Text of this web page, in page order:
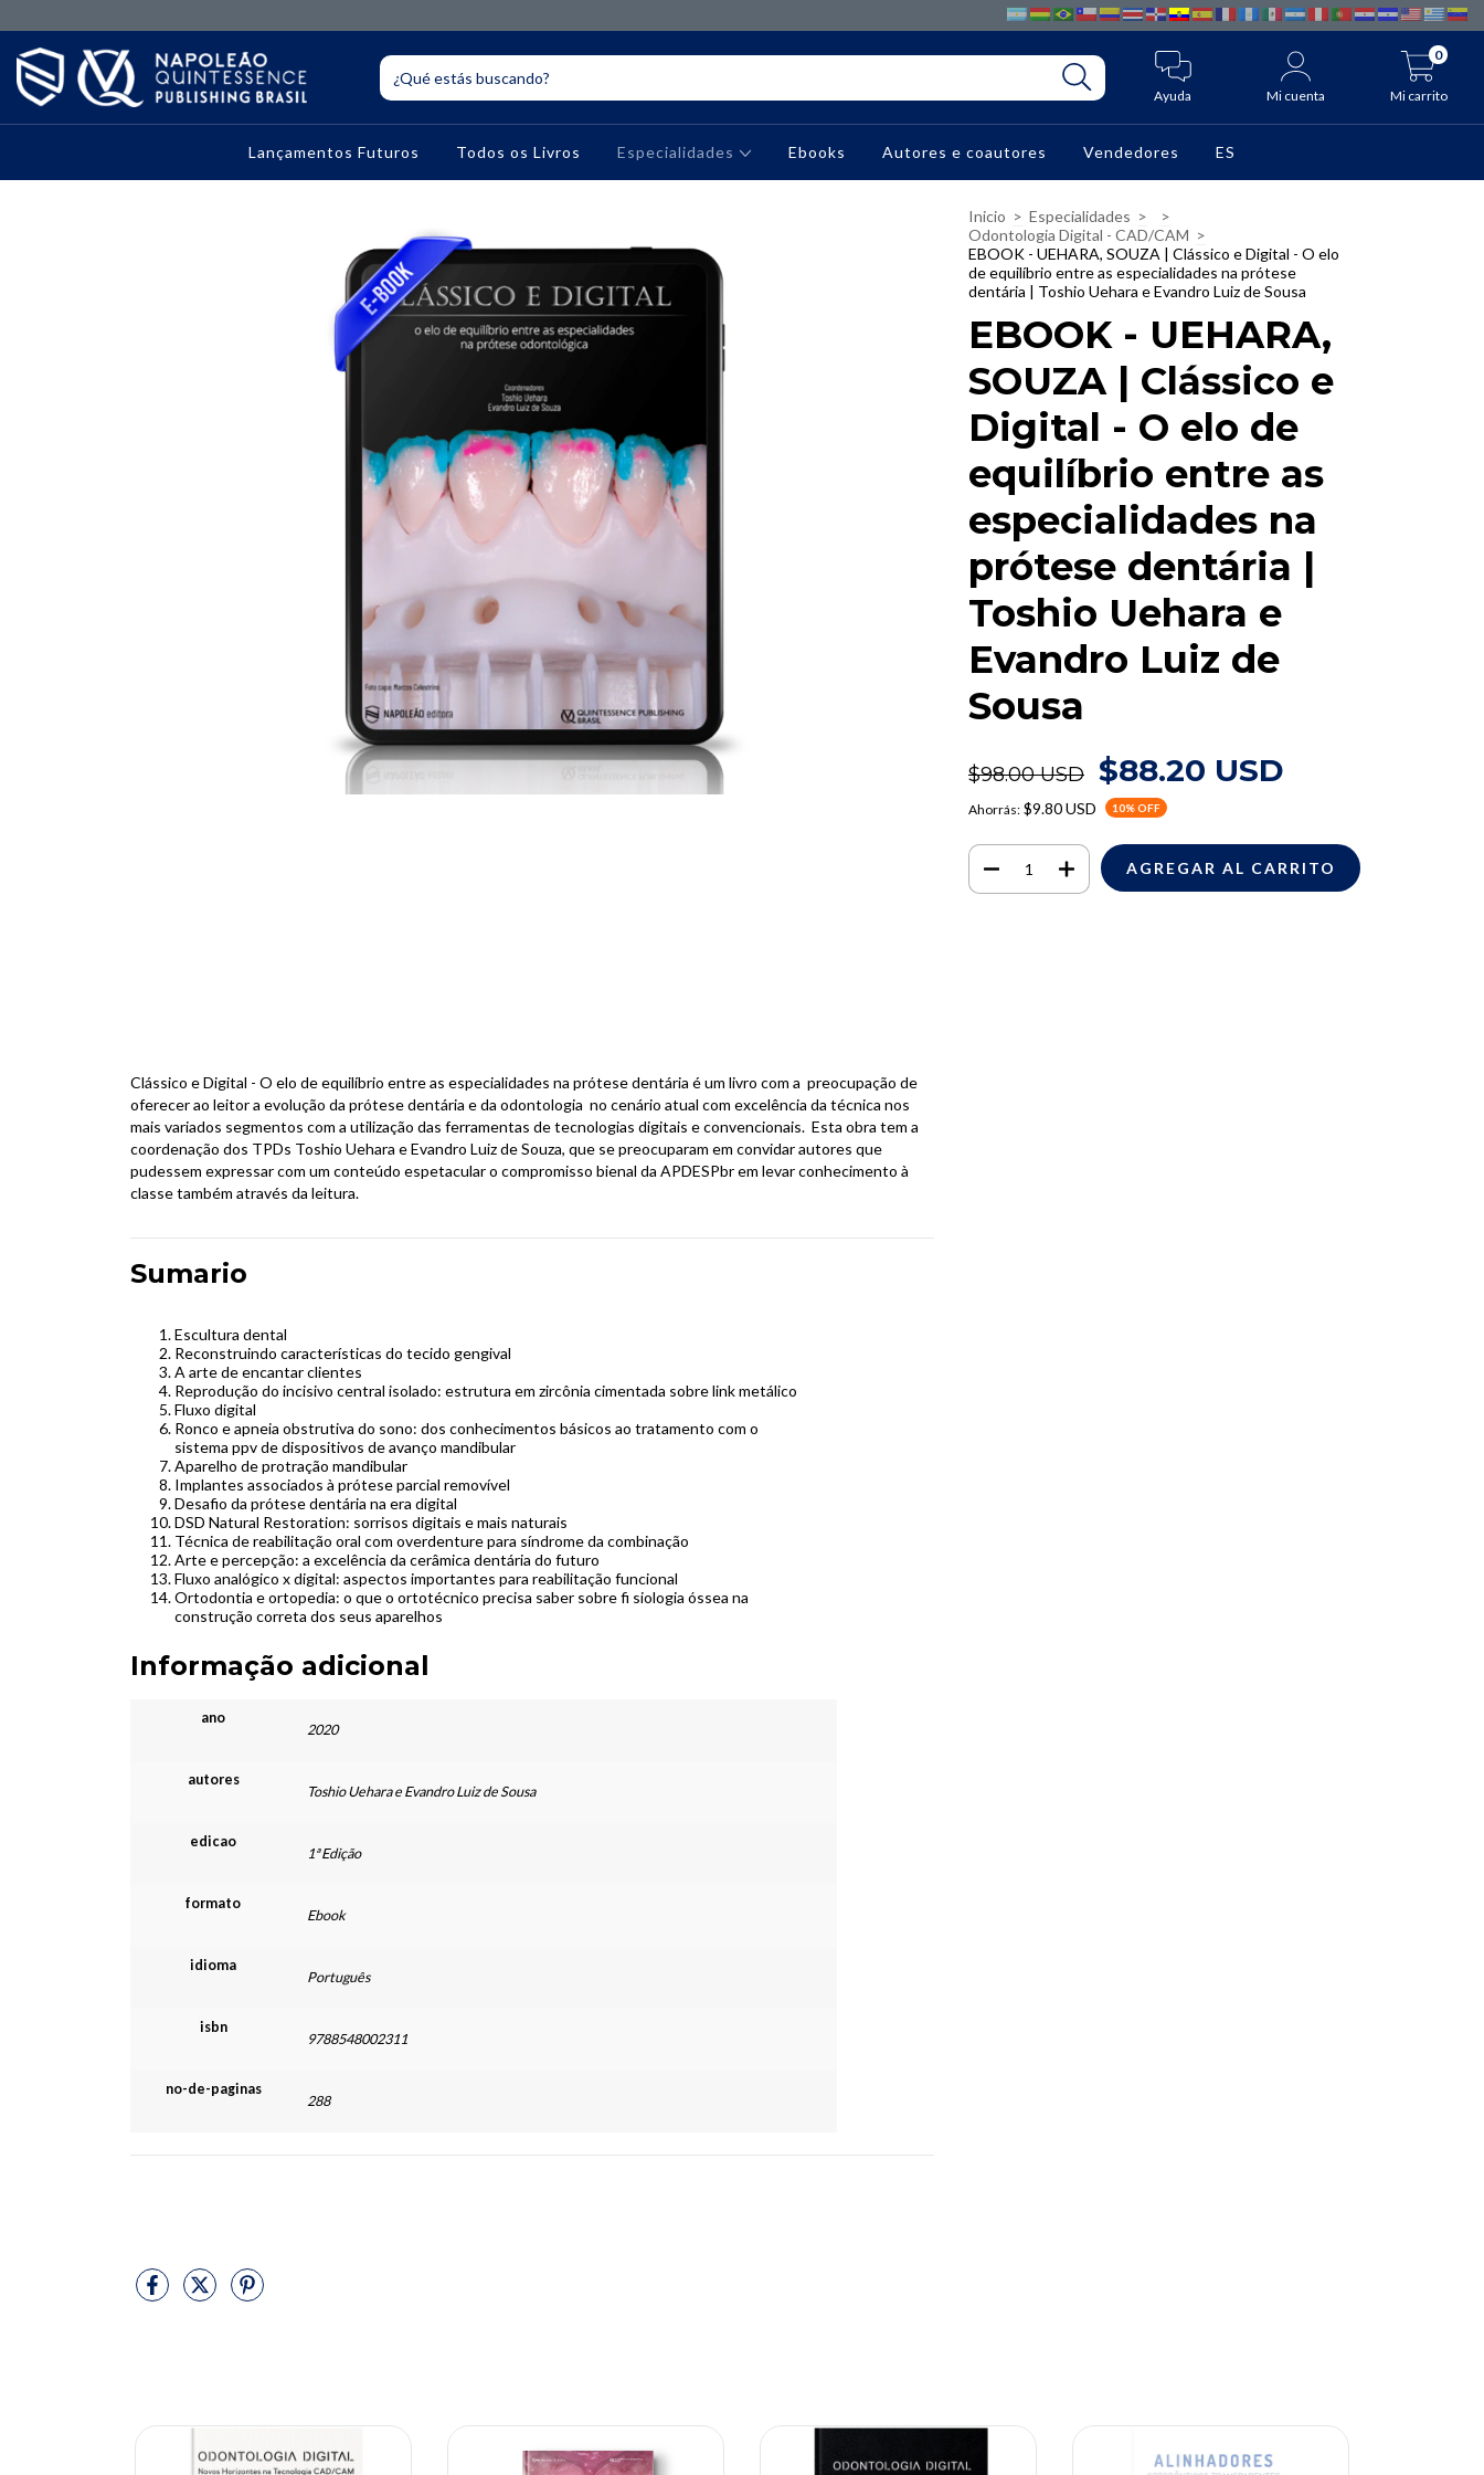
Ayuda Mi cuenta Mi carrito
0
Lançamentos Futuros Todos os Livros Especialidades Ebooks Autores e coautores Vendedores ES
Clássico e Digital - O elo de equilíbrio entre as especialidades na prótese dentária é um livro com a preocupação de
oferecer ao leitor a evolução da prótese dentária e da odontologia no cenário atual com excelência da técnica nos
mais variados segmentos com a utilização das ferramentas de tecnologias digitais e convencionais. Esta obra tem a
coordenação dos TPDs Toshio Uehara e Evandro Luiz de Souza, que se preocuparam em convidar autores que
pudessem expressar com um conteúdo espetacular o compromisso bienal da APDESPbr em levar conhecimento à
classe também através da leitura.
Sumario
Escultura dental
Reconstruindo características do tecido gengival
A arte de encantar clientes
Reprodução do incisivo central isolado: estrutura em zircônia cimentada sobre link metálico
Fluxo digital
Ronco e apneia obstrutiva do sono: dos conhecimentos básicos ao tratamento com o
sistema ppv de dispositivos de avanço mandibular
Aparelho de protração mandibular
Implantes associados à prótese parcial removível
Desafio da prótese dentária na era digital
DSD Natural Restoration: sorrisos digitais e mais naturais
Técnica de reabilitação oral com overdenture para síndrome da combinação
Arte e percepção: a excelência da cerâmica dentária do futuro
Fluxo analógico x digital: aspectos importantes para reabilitação funcional
Ortodontia e ortopedia: o que o ortotécnico precisa saber sobre fi siologia óssea na
construção correta dos seus aparelhos
Informação adicional
ano
2020
autores
Toshio Uehara e Evandro Luiz de Sousa
edicao
1ª Edição
formato
Ebook
idioma
Português
isbn
9788548002311
no-de-paginas
288
Inicio > Especialidades >
>
Odontologia Digital - CAD/CAM >
EBOOK - UEHARA, SOUZA | Clássico e Digital - O elo
de equilíbrio entre as especialidades na prótese
dentária | Toshio Uehara e Evandro Luiz de Sousa
EBOOK - UEHARA,
SOUZA | Clássico e
Digital - O elo de
equilíbrio entre as
especialidades na
prótese dentária |
Toshio Uehara e
Evandro Luiz de
Sousa
$98.00 USD $88.20 USD
Ahorrás: $9.80 USD 10% OFF